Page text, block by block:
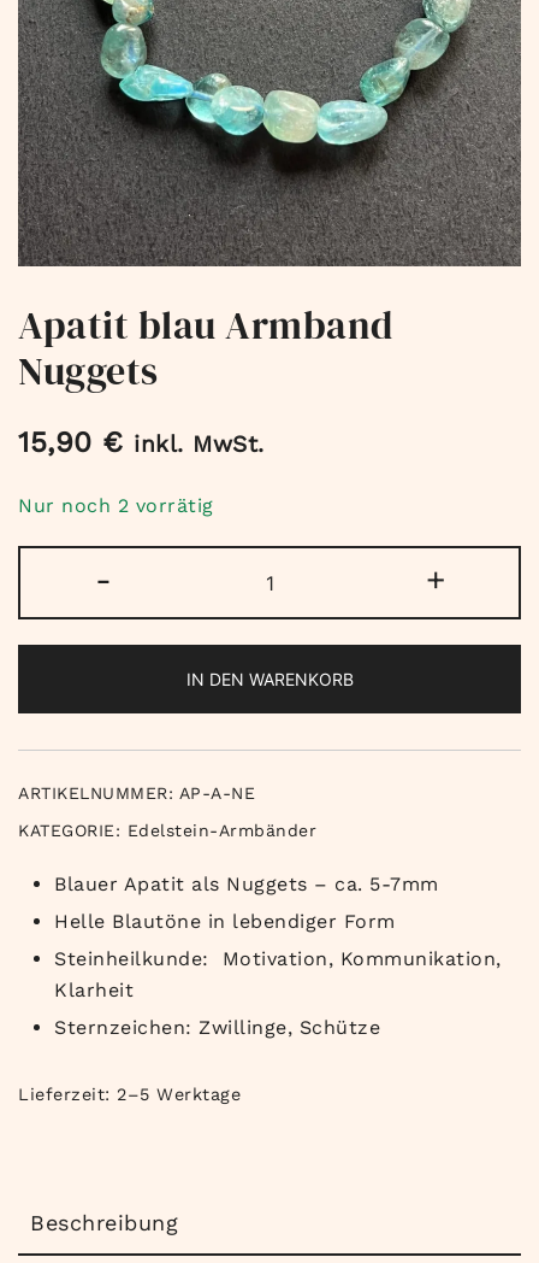
Apatit blau Armband
Nuggets
15,90 € inkl. MwSt.
Nur noch 2 vorrätig
-
blau
Armband
Menge
+
IN DEN WARENKORB
ARTIKELNUMMER: AP-A-NE
KATEGORIE: Edelstein-Armbänder
Blauer Apatit als Nuggets – ca. 5-7mm
Helle Blautöne in lebendiger Form
Steinheilkunde: Motivation, Kommunikation,
Klarheit
Sternzeichen: Zwillinge, Schütze
Lieferzeit: 2–5 Werktage
Beschreibung